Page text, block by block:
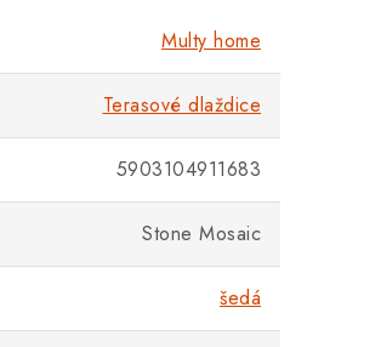
Multy home
Terasové dlaždice
5903104911683
Stone Mosaic
šedá